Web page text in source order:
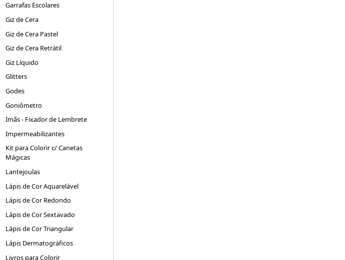
Garrafas Escolares
Giz de Cera
Giz de Cera Pastel
Giz de Cera Retrátil
Giz Líquido
Glitters
Godes
Goniômetro
Imãs - Fixador de Lembrete
Impermeabilizantes
Kit para Colorir c/ Canetas
Mágicas
Lantejoulas
Lápis de Cor Aquarelável
Lápis de Cor Redondo
Lápis de Cor Sextavado
Lápis de Cor Triangular
Lápis Dermatográficos
Livros para Colorir